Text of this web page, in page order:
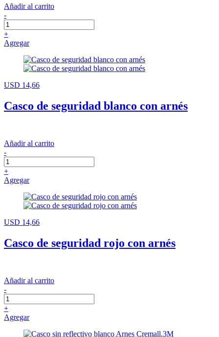
Añadir al carrito
-
+
Agregar
USD 14,66
Casco de seguridad blanco con arnés
Añadir al carrito
-
+
Agregar
USD 14,66
Casco de seguridad rojo con arnés
Añadir al carrito
-
+
Agregar